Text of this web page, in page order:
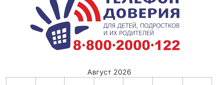
Август 2026